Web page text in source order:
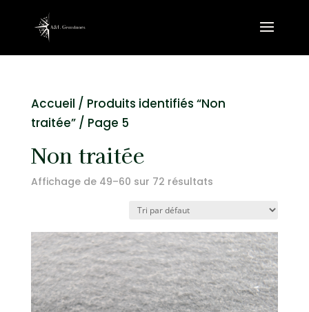
Accueil / Produits identifiés “Non
traitée”/ Page 5
Non traitée
Affichage de 49–60 sur 72 résultats